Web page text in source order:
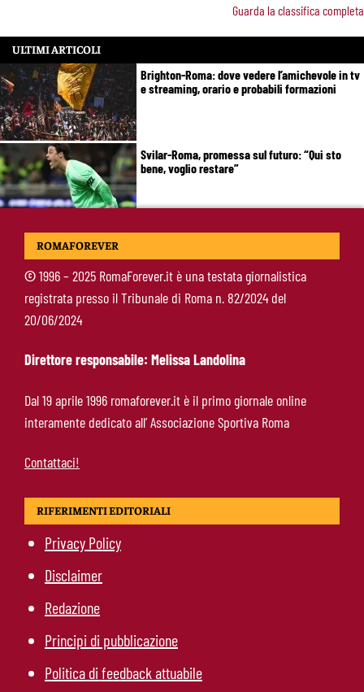
Guarda la classifica completa
ULTIMI ARTICOLI
Brighton-Roma: dove vedere l’amichevole in tv
e streaming, orario e probabili formazioni
Svilar-Roma, promessa sul futuro: “Qui sto
bene, voglio restare”
Castro-Roma, messaggio Scudetto: “Non sono
Manfrè-Roma, nuova era nel vivaio: raccoglie
l’eredità di Bruno Conti
ROMAFOREVER
©1996 – 2025 RomaForever.it è una testata giornalistica
registrata presso il Tribunale di Roma n. 82/2024 del
20/06/2024
Direttore responsabile: Melissa Landolina
Dal 19 aprile 1996 romaforever.it è il primo giornale online
interamente dedicato all’ Associazione Sportiva Roma
Contattaci!
RIFERIMENTI EDITORIALI
Privacy Policy
Disclaimer
Redazione
Principi di pubblicazione
Politica di feedback attuabile